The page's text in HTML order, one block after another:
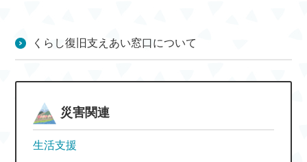
くらし復旧支えあい窓口について
災害関連
生活支援